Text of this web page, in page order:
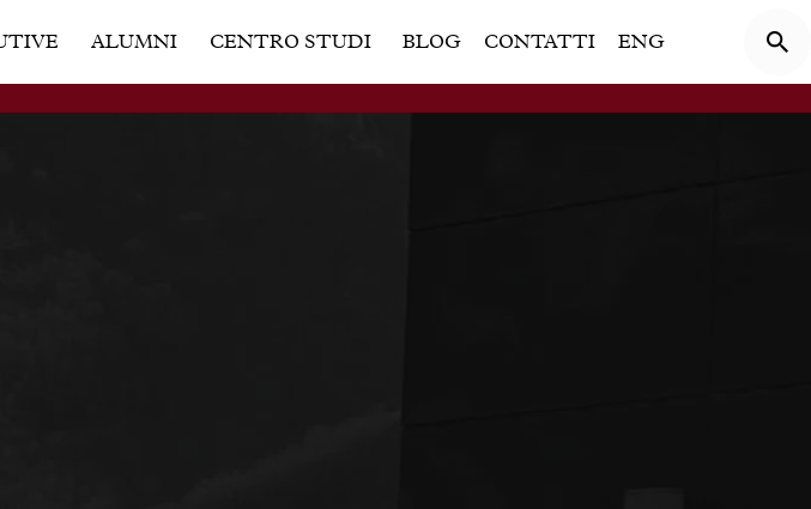
ALUMNI CENTRO STUDI BLOG CONTATTI ENG